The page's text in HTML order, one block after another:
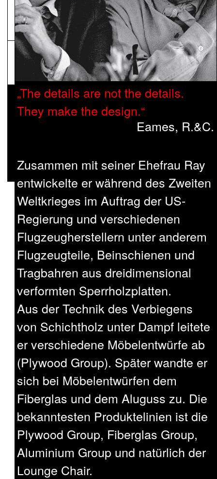
The details are not the details.
They make the design.
Eames, R.&C.
Zusammen mit seiner Ehefrau Ray
entwickelte er während des Zweiten
Weltkrieges im Auftrag der US-
Regierung und verschiedenen
Flugzeugherstellern unter anderem
Flugzeugteile, Beinschienen und
Tragbahren aus dreidimensional
verformten Sperrholzplatten.
Aus der Technik des Verbiegens
von Schichtholz unter Dampf leitete
er verschiedene Möbelentwürfe ab
(Plywood Group). Später wandte er
sich bei Möbelentwürfen dem
Fiberglas und dem Aluguss zu. Die
bekanntesten Produktelinien ist die
Plywood Group, Fiberglas Group,
Aluminium Group und natürlich der
Lounge Chair.
NEWSLETTER
Pressematerial